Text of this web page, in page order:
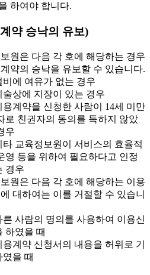
하여야 합니다.
약 승낙의 유보)
원은 다음 각 호에 해당하는 경우
약의 승낙을 유보할 수 있습니다.
비에 여유가 없는 경우
술상에 지장이 있는 경우
용계약을 신청한 사람이 14세 미만
로 친권자의 동의를 득하지 않았
우
타 교육정보원이 서비스의 효율적
영 등을 위하여 필요하다고 인정
경우
원은 다음 각 호에 해당하는 이용
대하여는 이를 거절할 수 있습니
른 사람의 명의를 사용하여 이용신
하였을 때
용계약 신청서의 내용을 허위로 기
였을 때